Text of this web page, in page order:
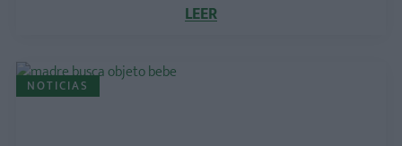
LEER
NOTICIAS